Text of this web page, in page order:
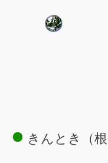
きんとき（